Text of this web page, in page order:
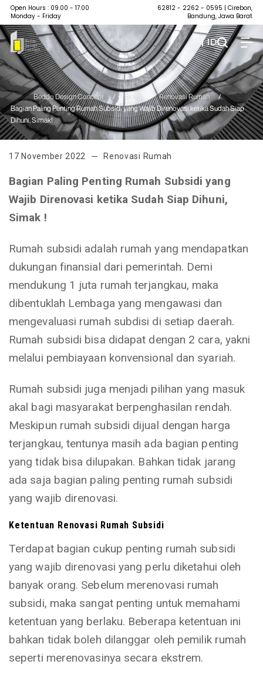
Open Hours : 09.00 - 17.00
Monday - Friday
62812 - 2262 - 0595 | Cirebon,
Bandung, Jawa Barat
| ID
Beddo Design Concept / Blog Renovasi Rumah
/
Bagian Paling Penting Rumah Subsidi yang Wajib Direnovasi ketika Sudah Siap
Dihuni, Simak!
17 November 2022 Renovasi Rumah
Bagian Paling Penting Rumah Subsidi yang
Wajib Direnovasi ketika Sudah Siap Dihuni,
Simak !
Rumah subsidi adalah rumah yang mendapatkan
dukungan finansial dari pemerintah. Demi
mendukung 1 juta rumah terjangkau, maka
dibentuklah Lembaga yang mengawasi dan
mengevaluasi rumah subdisi di setiap daerah.
Rumah subsidi bisa didapat dengan 2 cara, yakni
melalui pembiayaan konvensional dan syariah.
Rumah subsidi juga menjadi pilihan yang masuk
akal bagi masyarakat berpenghasilan rendah.
Meskipun rumah subsidi dijual dengan harga
terjangkau, tentunya masih ada bagian penting
yang tidak bisa dilupakan. Bahkan tidak jarang
ada saja bagian paling penting rumah subsidi
yang wajib direnovasi.
Ketentuan Renovasi Rumah Subsidi
Terdapat bagian cukup penting rumah subsidi
yang wajib direnovasi yang perlu diketahui oleh
banyak orang. Sebelum merenovasi rumah
subsidi, maka sangat penting untuk memahami
ketentuan yang berlaku. Beberapa ketentuan ini
bahkan tidak boleh dilanggar oleh pemilik rumah
seperti merenovasinya secara ekstrem.